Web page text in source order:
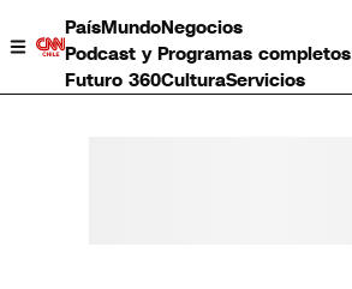
PaísMundoNegocios
Podcast y Programas completos
Futuro 360CulturaServicios